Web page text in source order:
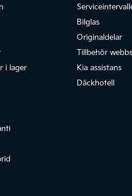
i lager
Bilglas
Originaldelar
Tillbehör
Kia assistans
Däckhotell